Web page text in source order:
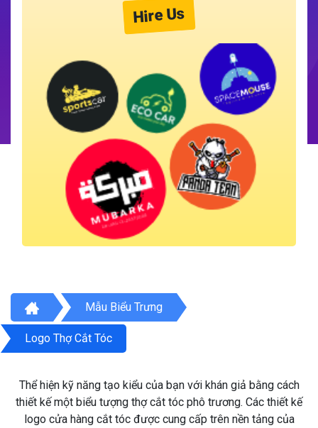
Hire Us
Mẫu Biểu Trưng
Logo Thợ Cắt Tóc
Thể hiện kỹ năng tạo kiểu của bạn với khán giả bằng cách
thiết kế một biểu tượng thợ cắt tóc phô trương. Các thiết kế
logo cửa hàng cắt tóc được cung cấp trên nền tảng của